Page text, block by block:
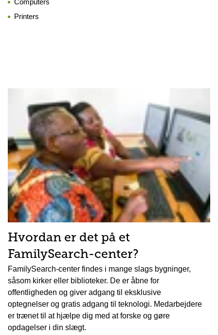
Computers
Printers
Hvordan er det på et
FamilySearch-center?
FamilySearch-center findes i mange slags bygninger,
såsom kirker eller biblioteker. De er åbne for
offentligheden og giver adgang til eksklusive
optegnelser og gratis adgang til teknologi. Medarbejdere
er trænet til at hjælpe dig med at forske og gøre
opdagelser i din slægt.